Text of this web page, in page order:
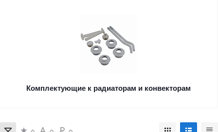
Комплектующие к радиаторам и конвекторам